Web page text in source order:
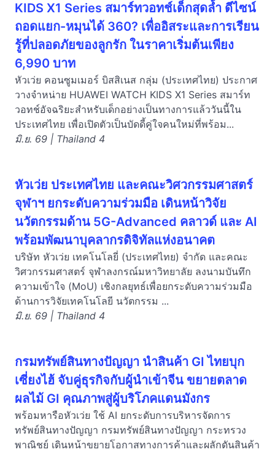
KIDS X1 Series สมาร์ทวอทช์เด็กสุดล้ำ ดีไซน์
ถอดแยก-หมุนได้ 360? เพื่ออิสระและการเรียน
รู้ที่ปลอดภัยของลูกรัก ในราคาเริ่มต้นเพียง
6,990 บาท
หัวเว่ย คอนซูมเมอร์ บิสสิเนส กลุ่ม (ประเทศไทย) ประกาศ
วางจำหน่าย HUAWEI WATCH KIDS X1 Series สมาร์ท
วอทช์อัจฉริยะสำหรับเด็กอย่างเป็นทางการแล้ววันนี้ใน
ประเทศไทย เพื่อเปิดตัวเป็นบัดดี้คู่ใจคนใหม่ที่พร้อม...
มิ.ย. 69 | Thailand 4
หัวเว่ย ประเทศไทย และคณะวิศวกรรมศาสตร์
จุฬาฯ ยกระดับความร่วมมือ เดินหน้าวิจัย
นวัตกรรมด้าน 5G-Advanced คลาวด์ และ AI
พร้อมพัฒนาบุคลากรดิจิทัลแห่งอนาคต
บริษัท หัวเว่ย เทคโนโลยี่ (ประเทศไทย) จำกัด และคณะ
วิศวกรรมศาสตร์ จุฬาลงกรณ์มหาวิทยาลัย ลงนามบันทึก
ความเข้าใจ (MoU) เชิงกลยุทธ์เพื่อยกระดับความร่วมมือ
ด้านการวิจัยเทคโนโลยี นวัตกรรม ...
มิ.ย. 69 | Thailand 4
กรมทรัพย์สินทางปัญญา นำสินค้า GI ไทยบุก
เซี่ยงไฮ้ จับคู่ธุรกิจกับผู้นำเข้าจีน ขยายตลาด
ผลไม้ GI คุณภาพสู่ผู้บริโภคแดนมังกร
พร้อมหารือหัวเว่ย ใช้ AI ยกระดับการบริหารจัดการ
ทรัพย์สินทางปัญญา กรมทรัพย์สินทางปัญญา กระทรวง
พาณิชย์ เดินหน้าขยายโอกาสทางการค้าและผลักดันสินค้า